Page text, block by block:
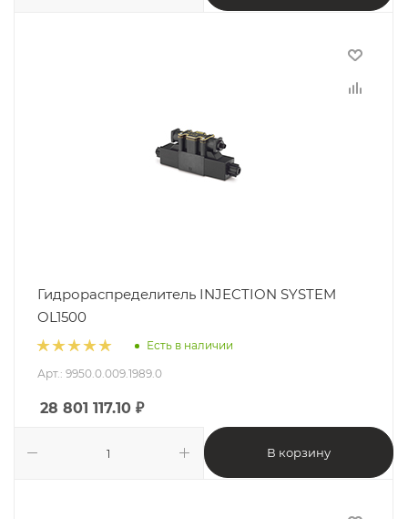
Гидрораспределитель INJECTION SYSTEM
OL1500
Есть в наличии
Арт.: 9950.0.009.1989.0
28 801 117.10 ₽
В корзину